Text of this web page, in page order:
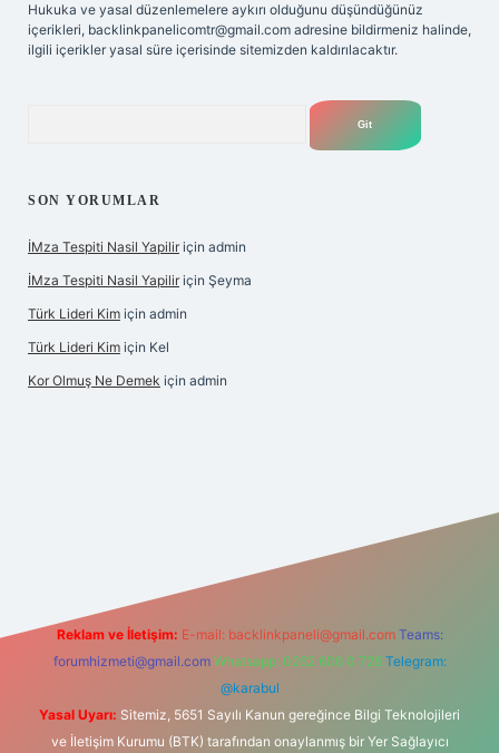
Hukuka ve yasal düzenlemelere aykırı olduğunu düşündüğünüz
içerikleri, backlinkpanelicomtr@gmail.com adresine bildirmeniz halinde,
ilgili içerikler yasal süre içerisinde sitemizden kaldırılacaktır.
SON YORUMLAR
İMza Tespiti Nasil Yapilir için admin
İMza Tespiti Nasil Yapilir için Şeyma
Türk Lideri Kim için admin
Türk Lideri Kim için Kel
Kor Olmuş Ne Demek için admin
Reklam ve İletişim: E-mail: backlinkpaneli@gmail.com Teams:
forumhizmeti@gmail.com Whatsapp: 0262 606 0 726 Telegram:
@karabul
Yasal Uyarı: Sitemiz, 5651 Sayılı Kanun gereğince Bilgi Teknolojileri
ve İletişim Kurumu (BTK) tarafından onaylanmış bir Yer Sağlayıcı